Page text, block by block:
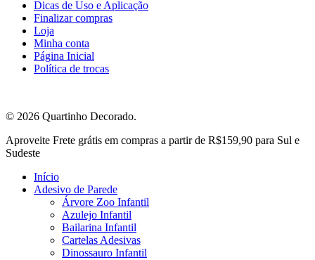
Dicas de Uso e Aplicação
Finalizar compras
Loja
Minha conta
Página Inicial
Política de trocas
© 2026 Quartinho Decorado.
Close
Menu
Aproveite Frete grátis em compras a partir de R$159,90 para Sul e
Sudeste
Início
Adesivo de Parede
Árvore Zoo Infantil
Azulejo Infantil
Bailarina Infantil
Cartelas Adesivas
Dinossauro Infantil